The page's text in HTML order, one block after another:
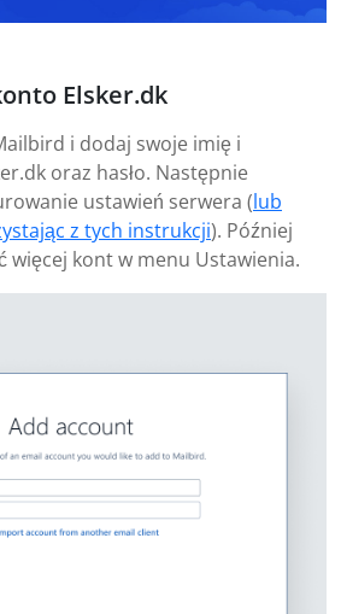
Elsker.dk
i dodaj swoje imię i
oraz hasło. Następnie
ustawień serwera (lub
z tych instrukcji). Później
więcej kont w menu Ustawienia.